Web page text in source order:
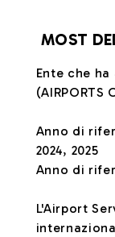
MOST
Ente che
(AIRPORTS
Anno di
2024, 2025
Anno di
L'Airport